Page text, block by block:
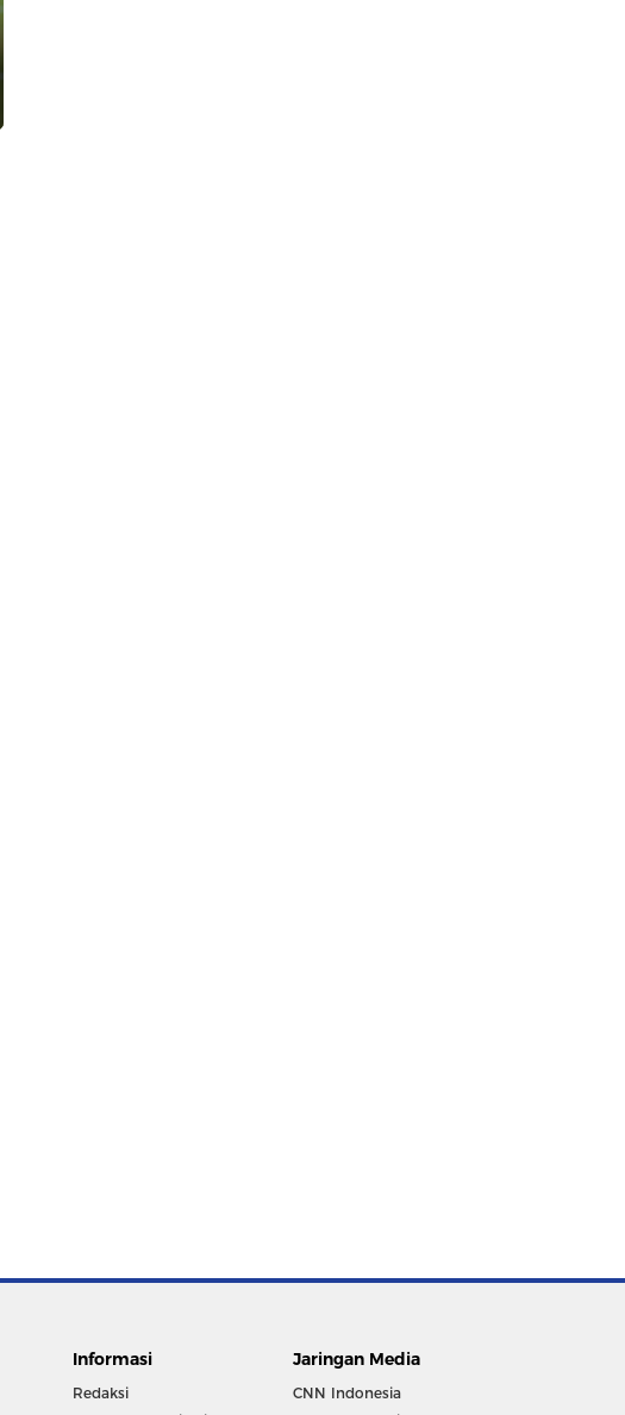
Informasi
Redaksi
Jaringan Media
CNN Indonesia